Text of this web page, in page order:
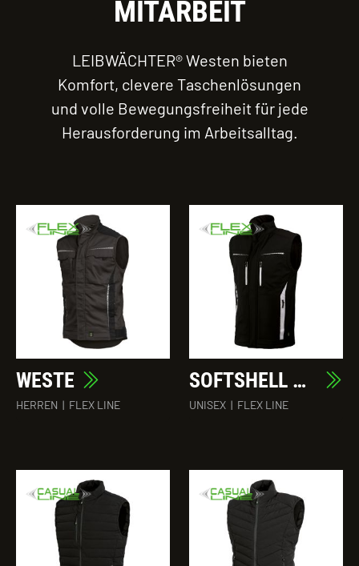
MITARBEIT
LEIBWÄCHTER® Westen bieten
Komfort, clevere Taschenlösungen
und volle Bewegungsfreiheit für jede
Herausforderung im Arbeitsalltag.
WESTE
HERREN | FLEX LINE
SOFTSHELL BODYWARMER
UNISEX | FLEX LINE